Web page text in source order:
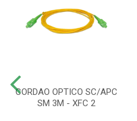
CORDAO OPTICO SC/APC
SM 3M - XFC 2